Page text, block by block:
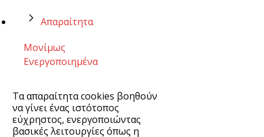
Απαραίτητα
Μονίμως
Ενεργοποιημένα
Τα απαραίτητα cookies βοηθούν
να γίνει ένας ιστότοπος
εύχρηστος, ενεργοποιώντας
βασικές λειτουργίες όπως η